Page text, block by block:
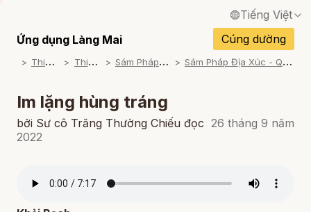
Tiếng Việt
English / Tiếng Anh
Français / Tiếng Pháp
Español / Tiếng Tây Ban Nha
Deutsch / Tiếng Đức
Português / Tiếng Bồ Đào Nha
Ứng dụng Làng Mai
Cúng dường
T
hiền Tập T
hiền Lạy S
ám Pháp Địa Xúc S
ám Pháp Địa Xúc - Quý Sư cô Đọc
Im lặng hùng tráng
bởi Sư cô Trăng Thường Chiếu đọc 26 tháng 9 năm
2022